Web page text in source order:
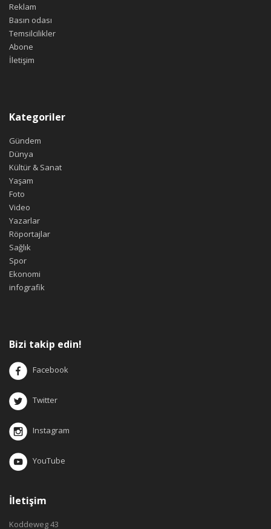
Reklam
Basın odası
Temsilcilikler
Abone
İletişim
Kategoriler
Gündem
Dünya
Kültür & Sanat
Yaşam
Foto
Video
Yazarlar
Röportajlar
Sağlık
Spor
Ekonomi
infografik
Bizi takip edin!
Facebook
Twitter
Instagram
YouTube
İletişim
Koddeweg 43